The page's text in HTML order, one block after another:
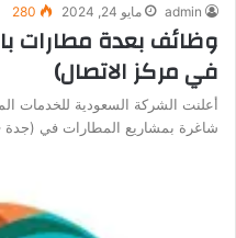
admin مايو 24, 2024 280
وظائف بعدة مطارات
في مركز الاتصال)
شاغرة بمشاريع المطارات في (جدة